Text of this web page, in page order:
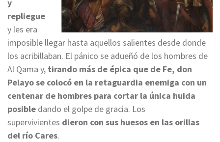
y
repliegue
y les era
imposible llegar hasta aquellos salientes desde donde
los acribillaban. El pánico se adueñó de los hombres de
Al Qama y, tirando más de épica que de Fe, don
Pelayo se colocó en la retaguardia enemiga con un
centenar de hombres para cortar la única huida
posible dando el golpe de gracia. Los
supervivientes dieron con sus huesos en las orillas
del río Cares.